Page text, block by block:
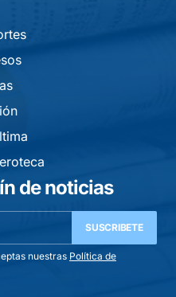
de noticias
SUSCRIBETE
nuestras Política de